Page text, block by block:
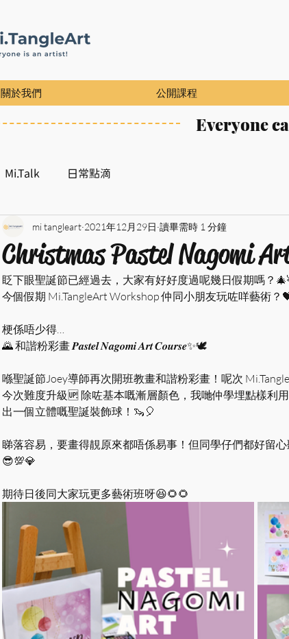
關於我們 公開課程
Everyone
Mi.Talk 日常點滴
Christmas Pastel Nagomi
mi tangleart 2021年12月29日 讀畢需時 1 分鐘
眨下眼聖誕節已經過去，大家有好好度過呢幾日假期嗎？
今個假期 Mi.TangleArt Workshop 仲同小朋友玩咗咩藝術？
梗係唔少得…
🌄 和諧粉彩畫 𝑷𝒂𝒔𝒕𝒆𝒍 𝑵𝒂𝒈𝒐𝒎𝒊 𝑨𝒓𝒕 𝑪𝒐𝒖𝒓𝒔𝒆✨🕊
喺聖誕節Joey導師再次開班教畫和諧粉彩畫！呢次
今次難度升級🆙 除咗基本嘅漸層顏色，我哋仲學埋點樣利
出一個立體嘅聖誕裝飾球！🦦🎈
睇落容易，要畫得靚原來都唔係易事！但同學仔們都好留
😎💯💎
期待日後同大家玩更多藝術班呀😆🌻🌻